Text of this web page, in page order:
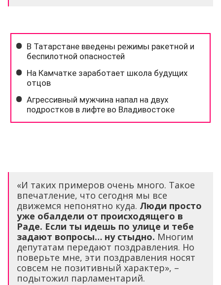
«И таких примеров очень много. Такое
впечатление, что сегодня мы все
движемся непонятно куда. Люди просто
уже обалдели от происходящего в
Раде. Если ты идешь по улице и тебе
задают вопросы… ну стыдно. Многим
депутатам передают поздравления. Но
поверьте мне, эти поздравления носят
совсем не позитивный характер», –
подытожил парламентарий.